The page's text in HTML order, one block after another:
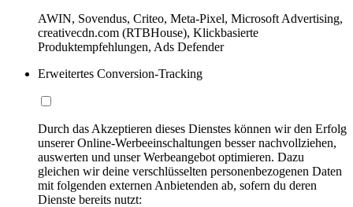
AWIN, Sovendus, Criteo, Meta-Pixel, Microsoft Advertising,
creativecdn.com (RTBHouse), Klickbasierte
Produktempfehlungen, Ads Defender
Erweitertes Conversion-Tracking
Durch das Akzeptieren dieses Dienstes können wir den Erfolg
unserer Online-Werbeeinschaltungen besser nachvollziehen,
auswerten und unser Werbeangebot optimieren. Dazu
gleichen wir deine verschlüsselten personenbezogenen Daten
mit folgenden externen Anbietenden ab, sofern du deren
Dienste bereits nutzt: